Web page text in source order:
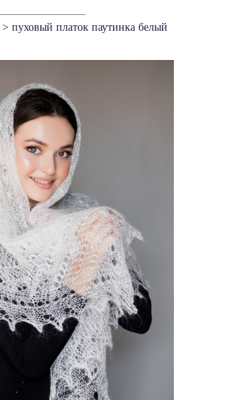
> пуховый платок паутинка белый